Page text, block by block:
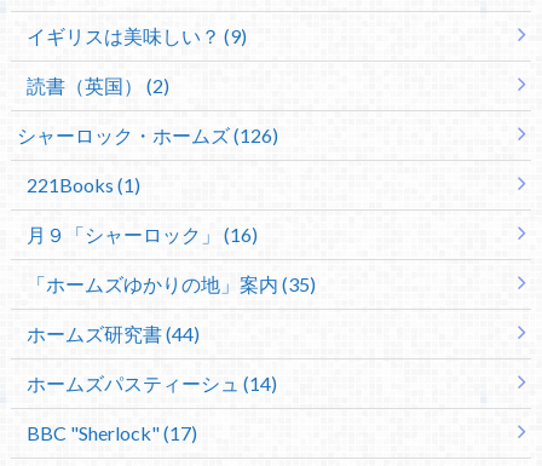
イギリスは美味しい？ (9)
読書（英国） (2)
シャーロック・ホームズ (126)
221Books (1)
月９「シャーロック」 (16)
「ホームズゆかりの地」案内 (35)
ホームズ研究書 (44)
ホームズパスティーシュ (14)
BBC "Sherlock" (17)